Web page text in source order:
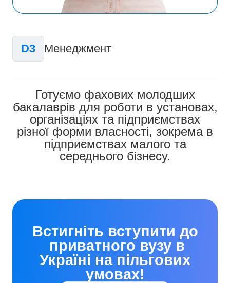
D3 Менеджмент
Готуємо фахових молодших
бакалаврів для роботи в установах,
організаціях та підприємствах
різної форми власності, зокрема в
підприємствах малого та
середнього бізнесу.
Встигніть вступити до
приватного вузу в
Україні на пільгових
умовах!